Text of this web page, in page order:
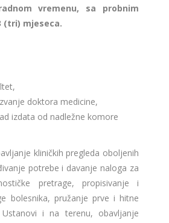
vremenu, sa probnim
(tri) mjeseca.
doktora medicine,
izdata od nadležne komore
kliničkih pregleda oboljenih
potrebe i davanje naloga za
pretrage, propisivanje i
bolesnika, pružanje prve i hitne
i na terenu, obavljanje